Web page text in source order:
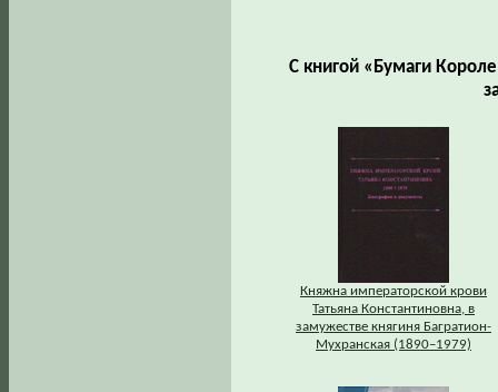
С книгой «Бумаги
Княжна императорской крови
Татьяна Константиновна, в
замужестве княгиня Багратион-
Мухранская (1890–1979)